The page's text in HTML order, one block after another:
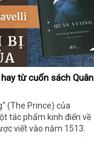
từ cuốn sách Quân
(The Prince) của
tác phẩm kinh điển về
viết vào năm 1513.